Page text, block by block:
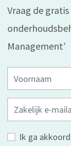
Vraag de
Management’
Voornaam
Zakelijk
e-
mailadres
(Vereist)
Ik ga